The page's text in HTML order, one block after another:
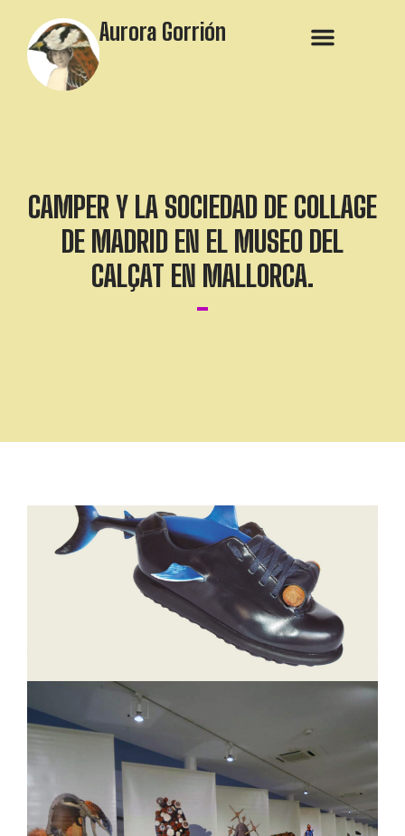
Aurora Gorrión
CAMPER Y LA SOCIEDAD DE COLLAGE
DE MADRID EN EL MUSEO DEL
CALÇAT EN MALLORCA.